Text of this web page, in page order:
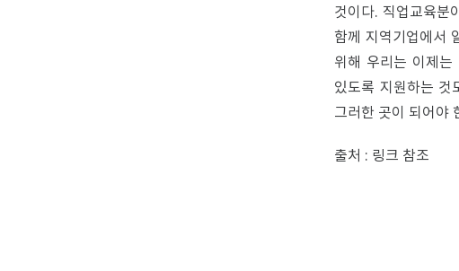
것이다. 직업교육분
함께 지역기업에서
위해 우리는 이제
있도록 지원하는
그러한 곳이 되어야
출처 : 링크 참조